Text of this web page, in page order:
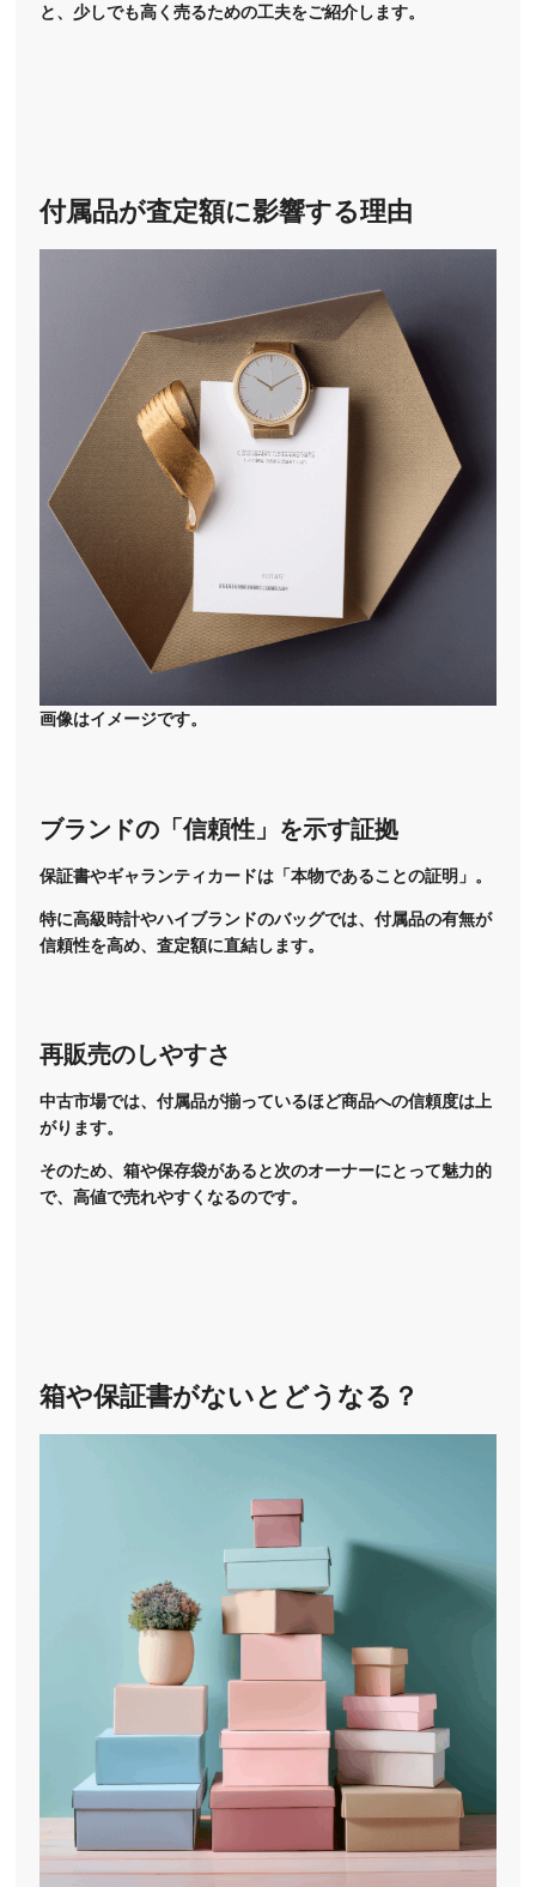
と、少しでも高く売るための工夫をご紹介します。
付属品が査定額に影響する理由
画像はイメージです。
ブランドの「信頼性」を示す証拠
保証書やギャランティカードは「本物であることの証明」。
特に高級時計やハイブランドのバッグでは、付属品の有無が
信頼性を高め、査定額に直結します。
再販売のしやすさ
中古市場では、付属品が揃っているほど商品への信頼度は上
がります。
そのため、箱や保存袋があると次のオーナーにとって魅力的
で、高値で売れやすくなるのです。
箱や保証書がないとどうなる？